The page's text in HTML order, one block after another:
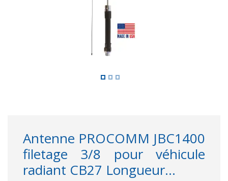
Antenne PROCOMM JBC1400
filetage 3/8 pour véhicule
radiant CB27 Longueur...